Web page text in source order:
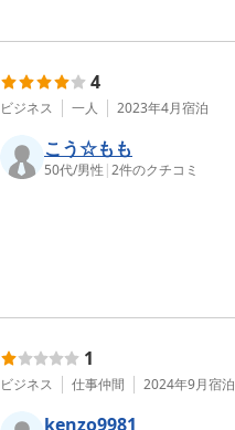
4
ビジネス 一人 2023年4月宿泊
こう☆もも
50代/男性 |2件のクチコミ
1
ビジネス 仕事仲間 2024年9月宿泊
kenzo9981